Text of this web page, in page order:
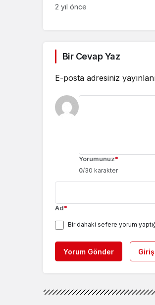
2 yıl önce
Bir Cevap Yaz
E-posta adresiniz
Yorumunuz*
0/30 karakter
Ad*
Bir dahaki sefere yorum
Yorum Gönder